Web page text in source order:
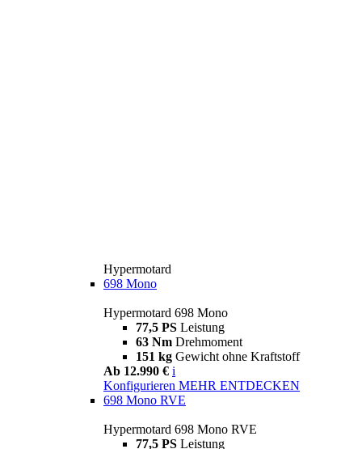
Hypermotard
698 Mono
Hypermotard 698 Mono
77,5 PS Leistung
63 Nm Drehmoment
151 kg Gewicht ohne Kraftstoff
Ab 12.990 € i
Konfigurieren MEHR ENTDECKEN
698 Mono RVE
Hypermotard 698 Mono RVE
77,5 PS Leistung